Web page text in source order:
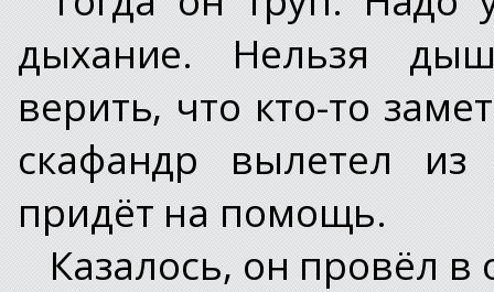
дыхание. Нельзя
верить, что кто-то
скафандр вылетел
придёт на помощь.
Казалось, он провёл